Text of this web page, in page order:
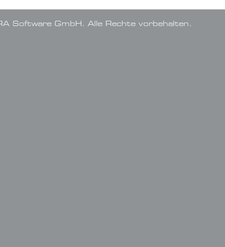
Software GmbH. Alle Rechte vorbehalten.